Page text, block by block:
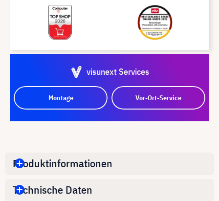
visunext Services
Montage Vor-Ort-Service
Produktinformationen
Technische Daten